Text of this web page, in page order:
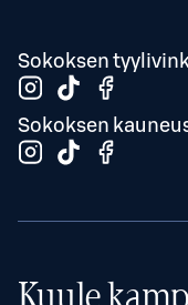
Sokoksen
Sokoksen